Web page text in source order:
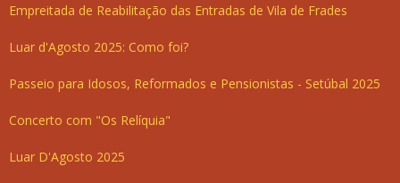
Empreitada de Reabilitação das Entradas de Vila de Frades
Luar d'Agosto 2025: Como foi?
Passeio para Idosos, Reformados e Pensionistas - Setúbal 2025
Concerto com "Os Relíquia"
Luar D'Agosto 2025